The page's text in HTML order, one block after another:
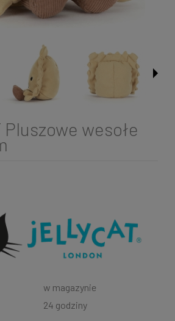
wesołe
w magazynie
24 godziny